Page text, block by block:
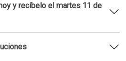
y recíbelo el martes 11 de